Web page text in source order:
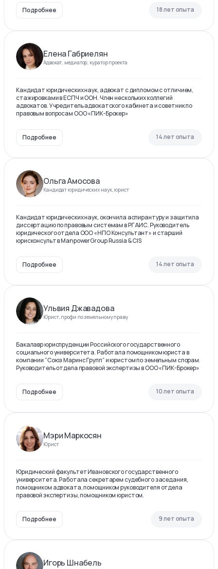
Подробнее 18 лет опыта
Елена Габриелян
Адвокат, медиатор, куратор проекта
Кандидат юридических наук, адвокат с дипломом с отличием,
стажировками в ЕСПЧ и ООН. Член нескольких коллегий
адвокатов. Учредитель адвокатского кабинета и советник по
правовым вопросам ООО «ПИК-Брокер»
Подробнее 14 лет опыта
Ольга Амосова
Кандидат юридических наук, юрист
Кандидат юридических наук, окончила аспирантуру и защитила
диссертацию по правовым системам в РГАИС. Руководитель
юридического отдела ООО «НПО Консультант» и старший
юрисконсульт в ManpowerGroup Russia & CIS
Подробнее 14 лет опыта
Ульвия Джавадова
Юрист, профи по земельному праву
Бакалавр юриспруденции Российского государственного
социального университета. Работала помощником юриста в
компании “Союз Маринс Групп” и юристом по земельным спорам.
Руководитель отдела правовой экспертизы в ООО «ПИК-Брокер»
Подробнее 10 лет опыта
Мэри Маркосян
Юрист
Юридический факультет Ивановского государственного
университета. Работала секретарем судебного заседания,
помощником адвоката, помощником руководителя отдела
правовой экспертизы, помощником юристом.
Подробнее 9 лет опыта
Игорь Шнабель